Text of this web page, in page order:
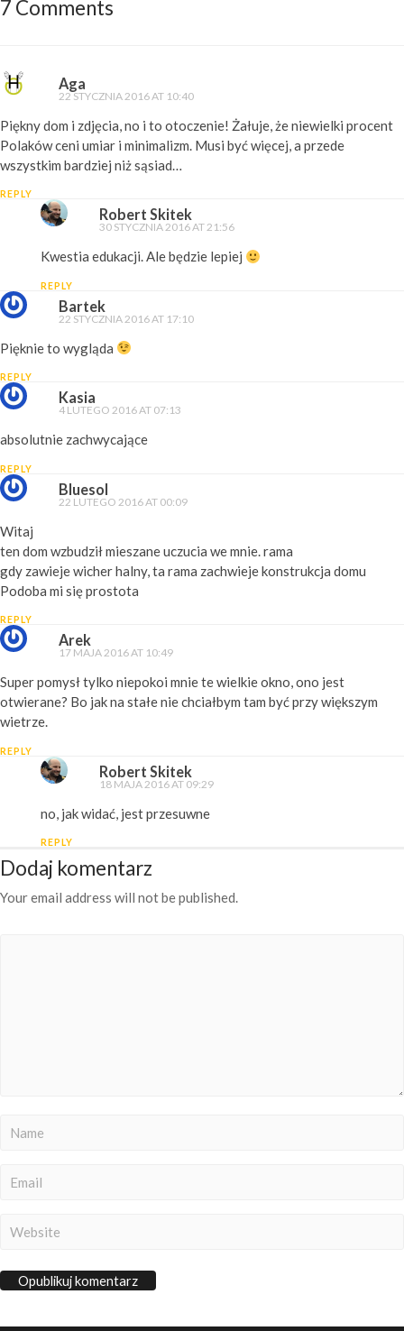
7 Comments
Aga
22 STYCZNIA 2016 AT 10:40
Piękny dom i zdjęcia, no i to otoczenie! Żałuje, że niewielki procent
Polaków ceni umiar i minimalizm. Musi być więcej, a przede
wszystkim bardziej niż sąsiad…
REPLY
Robert Skitek
30 STYCZNIA 2016 AT 21:56
Kwestia edukacji. Ale będzie lepiej
REPLY
Bartek
22 STYCZNIA 2016 AT 17:10
Pięknie to wygląda
REPLY
Kasia
4 LUTEGO 2016 AT 07:13
absolutnie zachwycające
REPLY
Bluesol
22 LUTEGO 2016 AT 00:09
Witaj
ten dom wzbudził mieszane uczucia we mnie. rama
gdy zawieje wicher halny, ta rama zachwieje konstrukcja domu
Podoba mi się prostota
REPLY
Arek
17 MAJA 2016 AT 10:49
Super pomysł tylko niepokoi mnie te wielkie okno, ono jest
otwierane? Bo jak na stałe nie chciałbym tam być przy większym
wietrze.
REPLY
Robert Skitek
18 MAJA 2016 AT 09:29
no, jak widać, jest przesuwne
REPLY
Dodaj komentarz
Your email address will not be published.